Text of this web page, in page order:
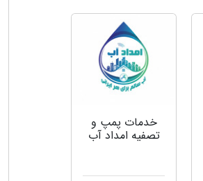
خدمات پمپ و
تصفیه امداد آب